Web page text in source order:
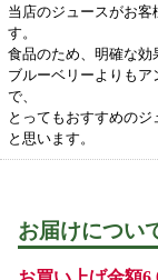
当店のジュースがお
す。
食品のため、明確な効
ブルーベリーよりも
で、
とってもおすすめの
と思います。